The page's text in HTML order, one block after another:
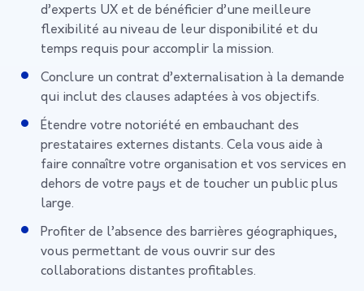
d’experts UX et de bénéficier d’une meilleure
flexibilité au niveau de leur disponibilité et du
temps requis pour accomplir la mission.
Conclure un contrat d’externalisation à la demande
qui inclut des clauses adaptées à vos objectifs.
Étendre votre notoriété en embauchant des
prestataires externes distants. Cela vous aide à
faire connaître votre organisation et vos services en
dehors de votre pays et de toucher un public plus
large.
Profiter de l’absence des barrières géographiques,
vous permettant de vous ouvrir sur des
collaborations distantes profitables.